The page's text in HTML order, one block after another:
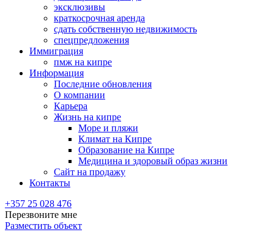
эксклюзивы
краткосрочная аренда
сдать собственную недвижимость
спецпредложения
Иммиграция
пмж на кипре
Информация
Последние обновления
О компании
Карьера
Жизнь на кипре
Море и пляжи
Климат на Кипре
Образование на Кипре
Медицина и здоровый образ жизни
Сайт на продажу
Контакты
+357 25 028 476
Перезвоните мне
Разместить объект